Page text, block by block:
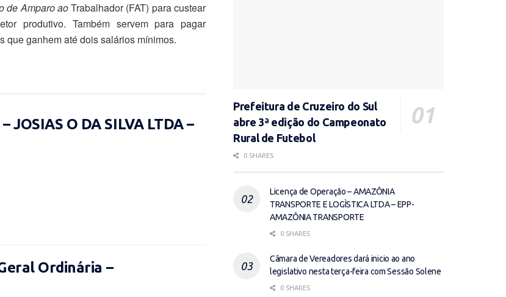
de Amparo aoTrabalhador (FAT) para custear
produtivo. Também servem para pagar
que ganhem até dois salários mínimos.
JOSIAS O DA SILVA LTDA –
Ordinária –
Prefeitura de Cruzeiro do Sul
abre 3ª edição do Campeonato
Rural de Futebol
0 SHARES
Licença de Operação – AMAZÔNIA
TRANSPORTE E LOGÌSTICA LTDA – EPP-
AMAZÔNIA TRANSPORTE
0 SHARES
Câmara de Vereadores dará inicio ao ano
legislativo nesta terça-feira com Sessão Solene
0 SHARES